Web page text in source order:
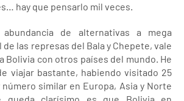
hay que pensarlo mil veces.
de alternativas a mega
las represas del Bala y Chepete, vale
Bolivia con otros países del mundo. He
viajar bastante, habiendo visitado 25
similar en Europa, Asia y Norte